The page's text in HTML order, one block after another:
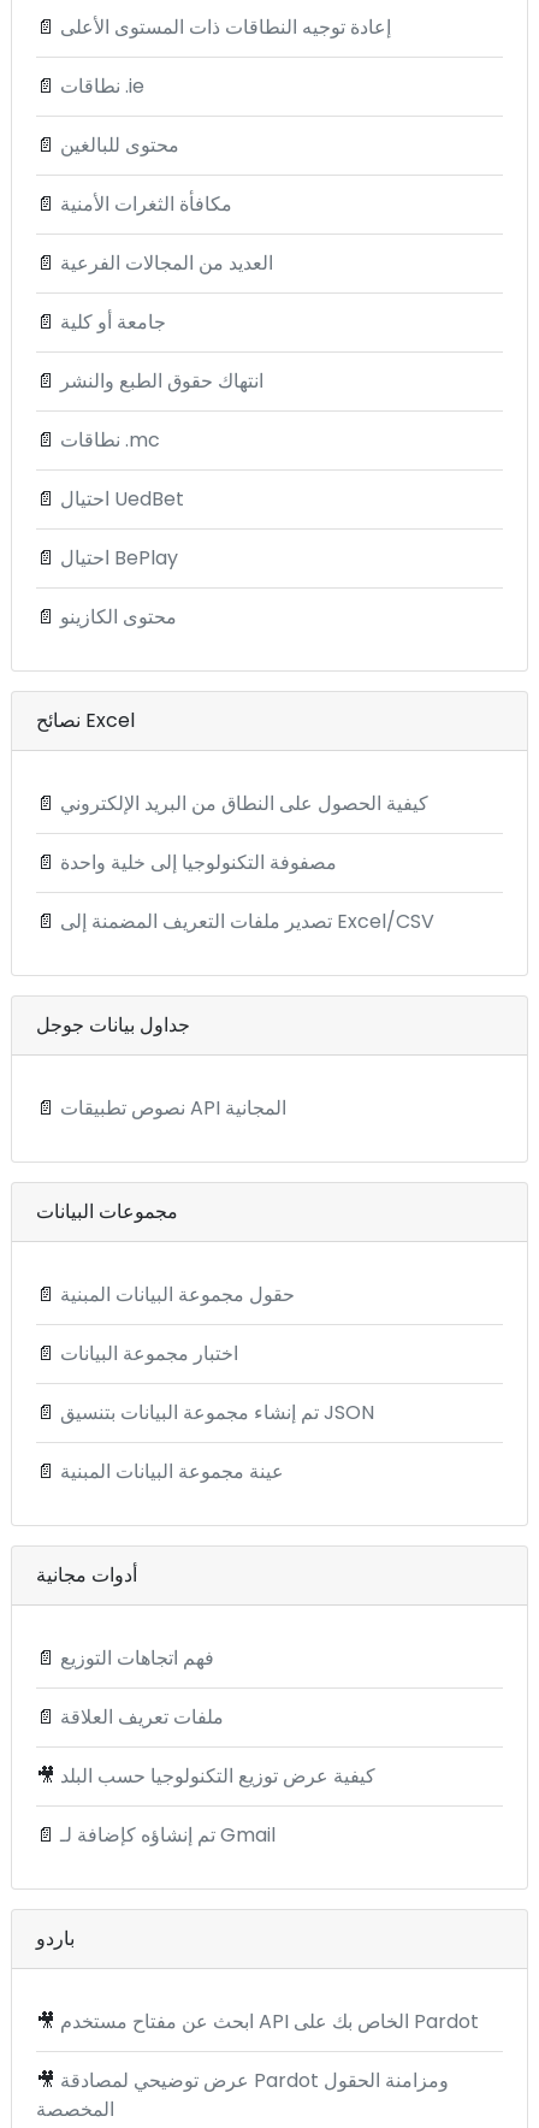
📄 إعادة توجيه النطاقات ذات المستوى الأعلى
📄 نطاقات .ie
📄 محتوى للبالغين
📄 مكافأة الثغرات الأمنية
📄 العديد من المجالات الفرعية
📄 جامعة أو كلية
📄 انتهاك حقوق الطبع والنشر
📄 نطاقات .mc
📄 احتيال UedBet
📄 احتيال BePlay
📄 محتوى الكازينو
نصائح Excel
📄 كيفية الحصول على النطاق من البريد الإلكتروني
📄 مصفوفة التكنولوجيا إلى خلية واحدة
📄 تصدير ملفات التعريف المضمنة إلى Excel/CSV
جداول بيانات جوجل
📄 نصوص تطبيقات API المجانية
مجموعات البيانات
📄 حقول مجموعة البيانات المبنية
📄 اختبار مجموعة البيانات
📄 تم إنشاء مجموعة البيانات بتنسيق JSON
📄 عينة مجموعة البيانات المبنية
أدوات مجانية
📄 فهم اتجاهات التوزيع
📄 ملفات تعريف العلاقة
🎥 كيفية عرض توزيع التكنولوجيا حسب البلد
📄 تم إنشاؤه كإضافة لـ Gmail
باردو
🎥 ابحث عن مفتاح مستخدم API الخاص بك على Pardot
🎥 عرض توضيحي لمصادقة Pardot ومزامنة الحقول
المخصصة